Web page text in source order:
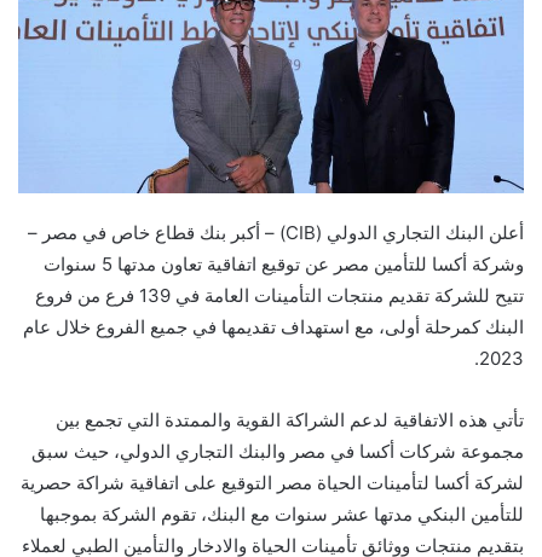
أعلن البنك التجاري الدولي (CIB) – أكبر بنك قطاع خاص في مصر –
وشركة أكسا للتأمين مصر عن توقيع اتفاقية تعاون مدتها 5 سنوات
تتيح للشركة تقديم منتجات التأمينات العامة في 139 فرع من فروع
البنك كمرحلة أولى، مع استهداف تقديمها في جميع الفروع خلال عام
2023.
تأتي هذه الاتفاقية لدعم الشراكة القوية والممتدة التي تجمع بين
مجموعة شركات أكسا في مصر والبنك التجاري الدولي، حيث سبق
لشركة أكسا لتأمينات الحياة مصر التوقيع على اتفاقية شراكة حصرية
للتأمين البنكي مدتها عشر سنوات مع البنك، تقوم الشركة بموجبها
بتقديم منتجات ووثائق تأمينات الحياة والادخار والتأمين الطبي لعملاء